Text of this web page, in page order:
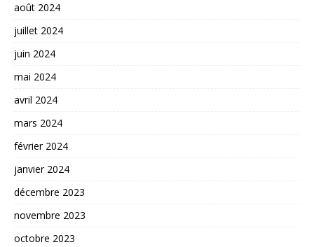
août 2024
juillet 2024
juin 2024
mai 2024
avril 2024
mars 2024
février 2024
janvier 2024
décembre 2023
novembre 2023
octobre 2023